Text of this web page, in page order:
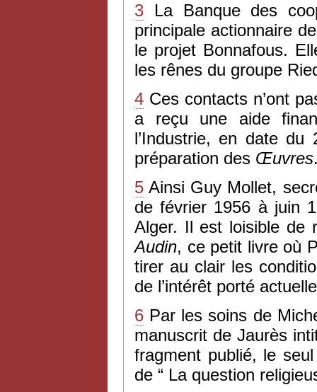
3 La Banque des
principale actionnaire
le projet Bonnafous.
les rênes du groupe
4 Ces contacts n’ont
a reçu une aide
l’Industrie, en date
préparation des Œuvres
5 Ainsi Guy Mollet,
de février 1956 à juin
Alger. Il est loisible de
Audin, ce petit livre où
tirer au clair les
de l’intérêt porté
6 Par les soins de
manuscrit de Jaurès
fragment publié, le
de “ La question